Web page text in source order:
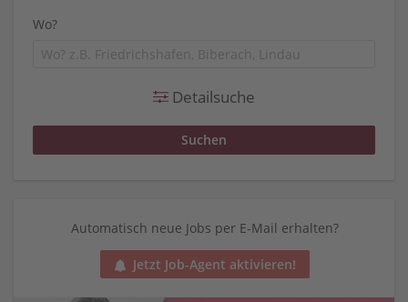
Wo?
Detailsuche
Automatisch neue Jobs per E-Mail erhalten?
Jetzt Job-Agent aktivieren!